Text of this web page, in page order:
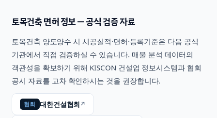
토목건축면허 정보 — 공식 검증 자료
토목건축 양도양수 시 시공실적·면허·등록기준은 다음 공식
기관에서 직접 검증하실 수 있습니다. 매물 분석 데이터의
객관성을 확보하기 위해 KISCON 건설업 정보시스템과 협회
공시 자료를 교차 확인하시는 것을 권장합니다.
협회 대한건설협회↗